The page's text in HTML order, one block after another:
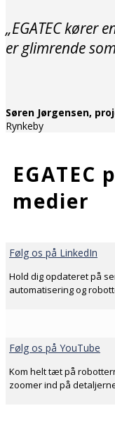
„EGATEC kører
er glimrende
Søren Jørgensen,
Rynkeby
EGATEC
medier
Følg os på LinkedIn
Hold dig opdateret på
automatisering og
Følg os på YouTube
Kom helt tæt på
zoomer ind på